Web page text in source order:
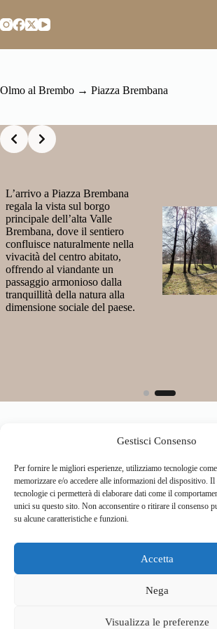
Gestisci Consenso
Per fornire le migliori esperienze, utilizziamo tecnologie
memorizzare e/o accedere alle informazioni del dispositivo. Il
tecnologie ci permetterà di elaborare dati come il
unici su questo sito. Non acconsentire o ritirare il consenso
su alcune caratteristiche e funzioni.
Accetta
Nega
Visualizza le preferenze
al
contenuto
Olmo al Brembo → Piazza Brembana
L’arrivo a Piazza Brembana
regala la vista sul borgo
principale dell’alta Valle
Brembana, dove il sentiero
confluisce naturalmente nella
vivacità del centro abitato,
offrendo al viandante un
passaggio armonioso dalla
tranquillità della natura alla
dimensione sociale del paese.
Slide 2 of 2
Vivi la Montagna
Cucina e prodotti